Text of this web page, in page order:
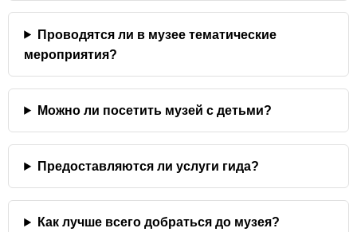
Проводятся ли в музее тематические
мероприятия?
Можно ли посетить музей с детьми?
Предоставляются ли услуги гида?
Как лучше всего добраться до музея?